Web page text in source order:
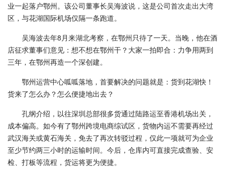
业一起落户鄂州。该公司董事长吴海波说，这是公司首次走出大湾
区，与花湖国际机场仅隔一条跑道。
吴海波去年8月来湖北考察，在鄂州只待了一天。当晚，他在酒
店征求董事们意见：想不想在鄂州干？大家一拍即合：力争用两到
三年，在鄂州再造一个深创建。
鄂州运营中心呱呱落地，首要解决的问题就是：货到花湖快！
货来了怎么办？怎么便捷地出去？
孔纲介绍，以往深圳总部很多货通过陆路运至香港机场出关，
成本偏高。如今有了鄂州跨境电商综试区，货物内运不需要再经过
武汉海关或黄石海关，免去了再次转驳过程，仅此一项就可为企业
至少节约两三小时的运输时间。今后，仓库内可直接完成查验、安
检、打板等流程，货运将更为便捷。